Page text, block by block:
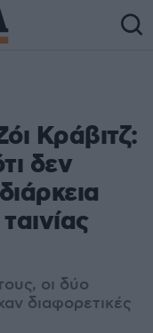
Κράβιτζ:
δεν
οι δύο
διαφορετικές